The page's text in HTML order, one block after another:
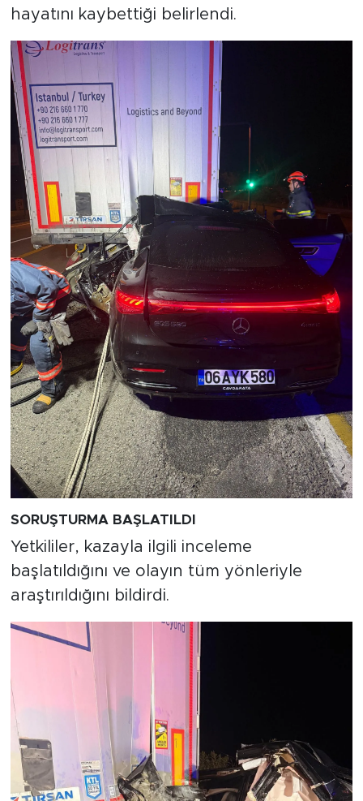
hayatını kaybettiği belirlendi.
SORUŞTURMA BAŞLATILDI
Yetkililer, kazayla ilgili inceleme
başlatıldığını ve olayın tüm yönleriyle
araştırıldığını bildirdi.